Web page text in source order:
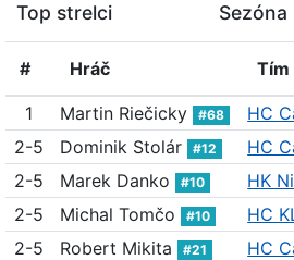
Top strelci
# Hráč Tím
1 Martin Riečicky #68 HC
2-5
Dominik Stolár #12 HC
2-5
Marek Danko #10 HK
2-5
Michal Tomčo #10 HC
2-5
Robert Mikita #21 HC